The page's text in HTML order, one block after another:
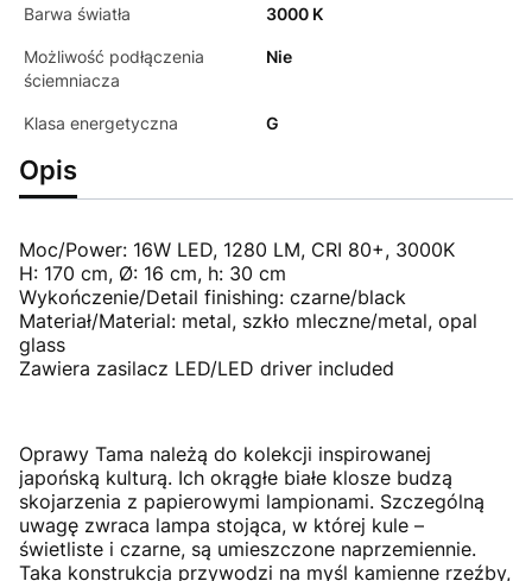
Barwa światła 3000 K
Możliwość podłączenia
ściemniacza
Nie
Klasa energetyczna G
Opis
Moc/Power: 16W LED, 1280 LM, CRI 80+, 3000K
H: 170 cm, Ø: 16 cm, h: 30 cm
Wykończenie/Detail finishing: czarne/black
Materiał/Material: metal, szkło mleczne/metal, opal
glass
Zawiera zasilacz LED/LED driver included
Oprawy Tama należą do kolekcji inspirowanej
japońską kulturą. Ich okrągłe białe klosze budzą
skojarzenia z papierowymi lampionami. Szczególną
uwagę zwraca lampa stojąca, w której kule –
świetliste i czarne, są umieszczone naprzemiennie.
Taka konstrukcja przywodzi na myśl kamienne rzeźby,